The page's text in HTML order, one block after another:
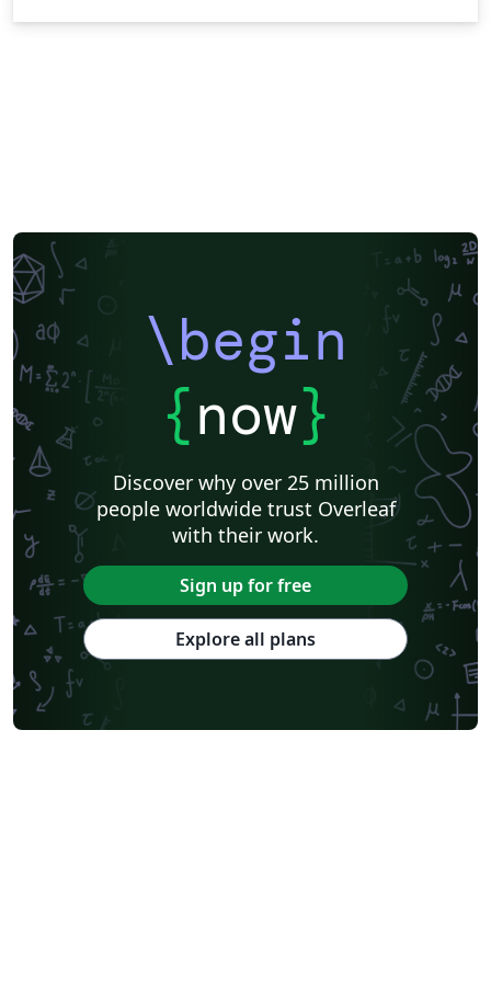
\begin
{now}
Discover why over 25 million
people worldwide trust Overleaf
with their work.
Sign up for free
Explore all plans